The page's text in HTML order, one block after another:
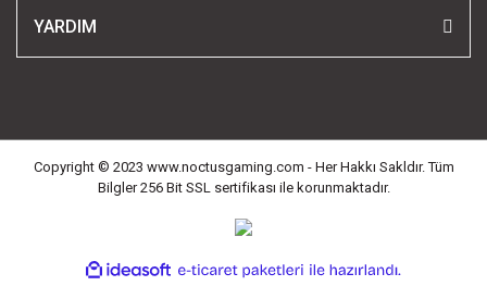
YARDIM
Copyright © 2023 www.noctusgaming.com - Her Hakkı Sakldır. Tüm
Bilgler 256 Bit SSL sertifikası ile korunmaktadır.
ideasoft
e-